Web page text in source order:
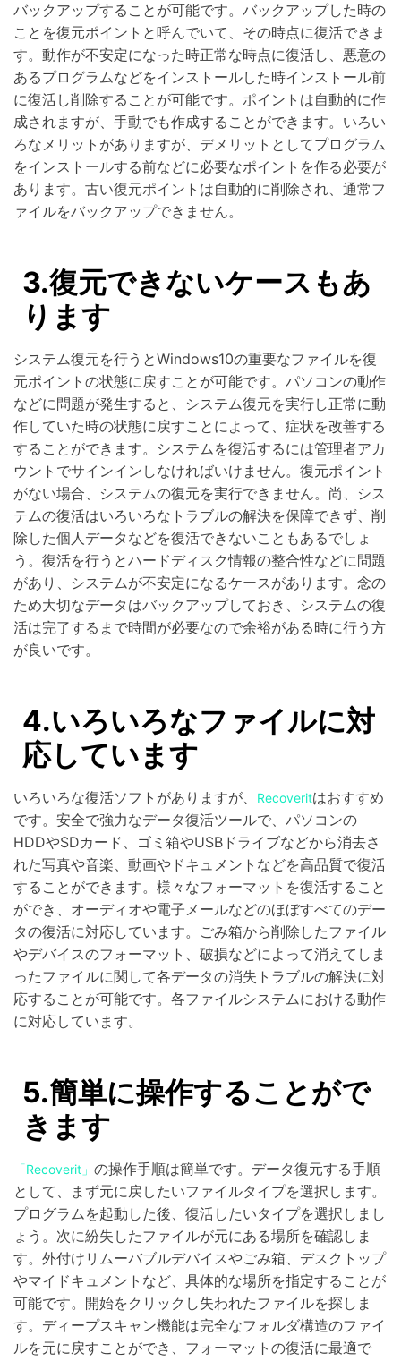
バックアップすることが可能です。バックアップした時の
ことを復元ポイントと呼んでいて、その時点に復活できま
す。動作が不安定になった時正常な時点に復活し、悪意の
あるプログラムなどをインストールした時インストール前
に復活し削除することが可能です。ポイントは自動的に作
成されますが、手動でも作成することができます。いろい
ろなメリットがありますが、デメリットとしてプログラム
をインストールする前などに必要なポイントを作る必要が
あります。古い復元ポイントは自動的に削除され、通常フ
ァイルをバックアップできません。
3.復元できないケースもあ
ります
システム復元を行うとWindows10の重要なファイルを復
元ポイントの状態に戻すことが可能です。パソコンの動作
などに問題が発生すると、システム復元を実行し正常に動
作していた時の状態に戻すことによって、症状を改善する
することができます。システムを復活するには管理者アカ
ウントでサインインしなければいけません。復元ポイント
がない場合、システムの復元を実行できません。尚、シス
テムの復活はいろいろなトラブルの解決を保障できず、削
除した個人データなどを復活できないこともあるでしょ
う。復活を行うとハードディスク情報の整合性などに問題
があり、システムが不安定になるケースがあります。念の
ため大切なデータはバックアップしておき、システムの復
活は完了するまで時間が必要なので余裕がある時に行う方
が良いです。
4.いろいろなファイルに対
応しています
いろいろな復活ソフトがありますが、 Recoveritはおすすめ
です。安全で強力なデータ復活ツールで、パソコンの
HDDやSDカード、ゴミ箱やUSBドライブなどから消去さ
れた写真や音楽、動画やドキュメントなどを高品質で復活
することができます。様々なフォーマットを復活すること
ができ、オーディオや電子メールなどのほぼすべてのデー
タの復活に対応しています。ごみ箱から削除したファイル
やデバイスのフォーマット、破損などによって消えてしま
ったファイルに関して各データの消失トラブルの解決に対
応することが可能です。各ファイルシステムにおける動作
に対応しています。
5.簡単に操作することがで
きます
「Recoverit」 の操作手順は簡単です。データ復元する手順
として、まず元に戻したいファイルタイプを選択します。
プログラムを起動した後、復活したいタイプを選択しまし
ょう。次に紛失したファイルが元にある場所を確認しま
す。外付けリムーバブルデバイスやごみ箱、デスクトップ
やマイドキュメントなど、具体的な場所を指定することが
可能です。開始をクリックし失われたファイルを探しま
す。ディープスキャン機能は完全なフォルダ構造のファイ
ルを元に戻すことができ、フォーマットの復活に最適で